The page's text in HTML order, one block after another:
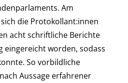
Am
die Protokollant:innen
acht schriftliche Berichte
eingereicht worden, sodass
So vorbildliche
Aussage erfahrener